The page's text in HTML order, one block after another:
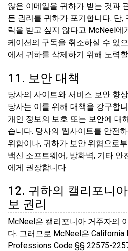
않은 이메일을 귀하가 받는 것과
든 권리를 귀하가 포기합니다. 단,
락을 받고 싶지 않다고 McNeel에
케이션의 구독을 취소하실 수 있
에서 귀하를 삭제하기 위해 노력
11. 보안 대책
당사의 사이트와 서비스 보안 향
당사는 이를 위해 대책을 강구합
개인 정보의 보호 또는 보안에 대
습니다. 당사의 웹사이트를 안전
위함이나, 귀하가 보안 위협으로
백신 소프트웨어, 방화벽, 기타 안
에게 권장합니다.
12. 귀하의 캘리포니
보 권리
McNeel은 캘리포니아 거주자의
다. 그러므로 McNeel은 California
Professions Code §§ 22575-